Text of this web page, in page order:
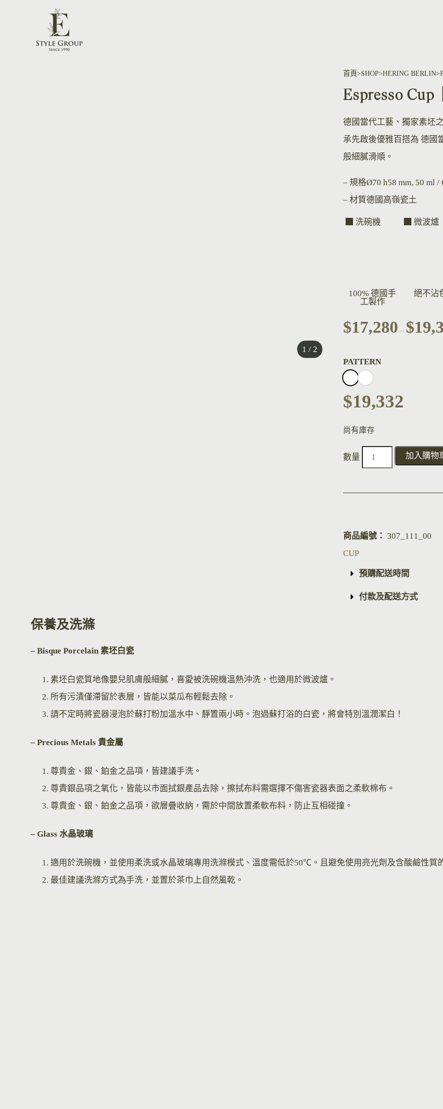
1 / 2
首頁 SHOP HERING BERLIN
Espresso
德國當代工藝、獨家素坯
承先啟後優雅百搭為 德國
般細膩滑順。
– 規格Ø70 h58 mm, 50 ml /
– 材質德國高嶺瓷土
洗碗機 微波爐
100% 德國手
工製作
絕不沾
$17,280 – $
PATTERN
$19,332
尚有庫存
加入購物
商品編號：307_111_00
CUP
預購配送時間
付款及配送方式
保養及洗滌
– Bisque Porcelain 素坯白瓷
素坯白瓷質地像嬰兒肌膚般細膩，喜愛被洗碗機溫熱沖洗，也適用於微波爐。
所有污漬僅滯留於表層，皆能以菜瓜布輕鬆去除。
請不定時將瓷器浸泡於蘇打粉加溫水中、靜置兩小時。泡過蘇打浴的白瓷，將會特別溫潤潔白！
– Precious Metals 貴金屬
尊貴金、銀、鉑金之品項，皆建議手洗。
尊貴銀品項之氧化，皆能以市面拭銀產品去除，擦拭布料需選擇不傷害瓷器表面之柔軟棉布。
尊貴金、銀、鉑金之品項，欲層疊收納，需於中間放置柔軟布料，防止互相碰撞。
– Glass 水晶玻璃
適用於洗碗機，並使用柔洗或水晶玻璃專用洗滌模式、溫度需低於50℃。且避免使用亮光劑及含酸鹼性質
最佳建議洗滌方式為手洗，並置於茶巾上自然風乾。